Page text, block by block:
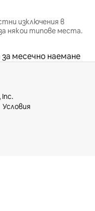
изключения в
някои типове места.
месечно наемане
Условия